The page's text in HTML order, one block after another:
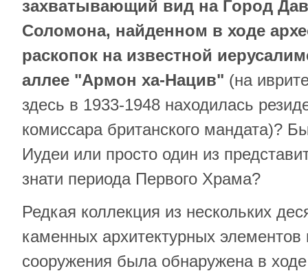
захватывающий вид на Город
Соломона, найденном в ходе
раскопок на известной
аллее "Армон ха-Нацив" (на
здесь в 1933-1948 находилась
комиссара британского мандата)?
Иудеи или просто один из
знати периода Первого Храма?
Редкая коллекция из нескольких
каменных архитектурных элементов
сооружения была обнаружена в